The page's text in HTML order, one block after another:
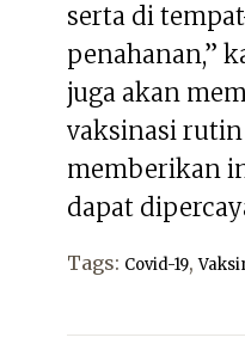
serta di
penahanan,”
juga akan
vaksinasi
memberikan
dapat
Tags: Covid-19,